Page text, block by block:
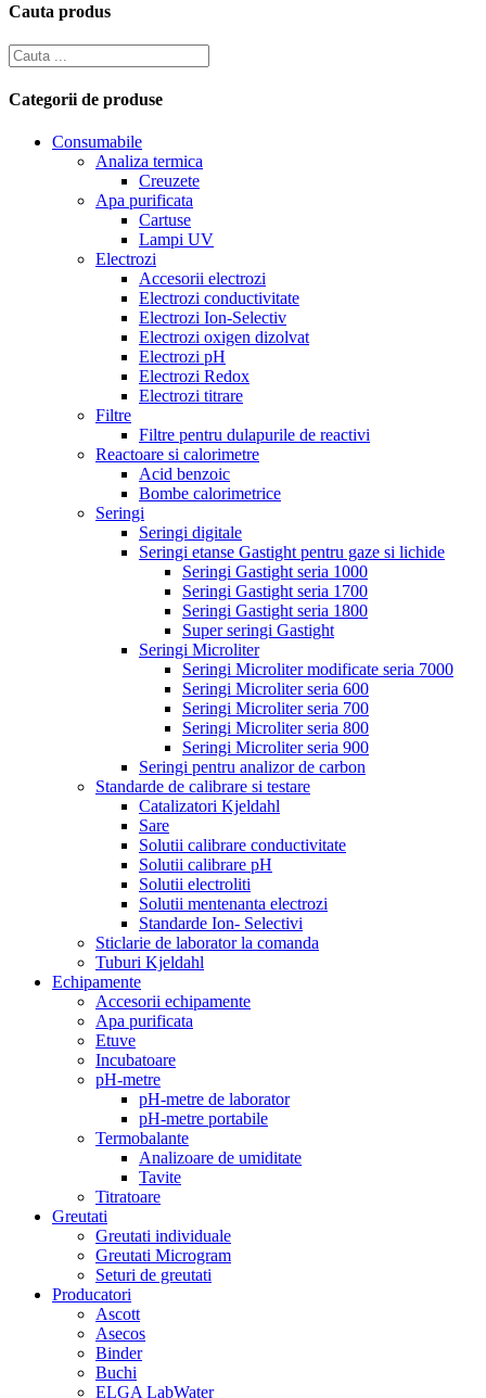
Cauta produs
Categorii de produse
Consumabile
Analiza termica
Creuzete
Apa purificata
Cartuse
Lampi UV
Electrozi
Accesorii electrozi
Electrozi conductivitate
Electrozi Ion-Selectiv
Electrozi oxigen dizolvat
Electrozi pH
Electrozi Redox
Electrozi titrare
Filtre
Filtre pentru dulapurile de reactivi
Reactoare si calorimetre
Acid benzoic
Bombe calorimetrice
Seringi
Seringi digitale
Seringi etanse Gastight pentru gaze si lichide
Seringi Gastight seria 1000
Seringi Gastight seria 1700
Seringi Gastight seria 1800
Super seringi Gastight
Seringi Microliter
Seringi Microliter modificate seria 7000
Seringi Microliter seria 600
Seringi Microliter seria 700
Seringi Microliter seria 800
Seringi Microliter seria 900
Seringi pentru analizor de carbon
Standarde de calibrare si testare
Catalizatori Kjeldahl
Sare
Solutii calibrare conductivitate
Solutii calibrare pH
Solutii electroliti
Solutii mentenanta electrozi
Standarde Ion- Selectivi
Sticlarie de laborator la comanda
Tuburi Kjeldahl
Echipamente
Accesorii echipamente
Apa purificata
Etuve
Incubatoare
pH-metre
pH-metre de laborator
pH-metre portabile
Termobalante
Analizoare de umiditate
Tavite
Titratoare
Greutati
Greutati individuale
Greutati Microgram
Seturi de greutati
Producatori
Ascott
Asecos
Binder
Buchi
ELGA LabWater